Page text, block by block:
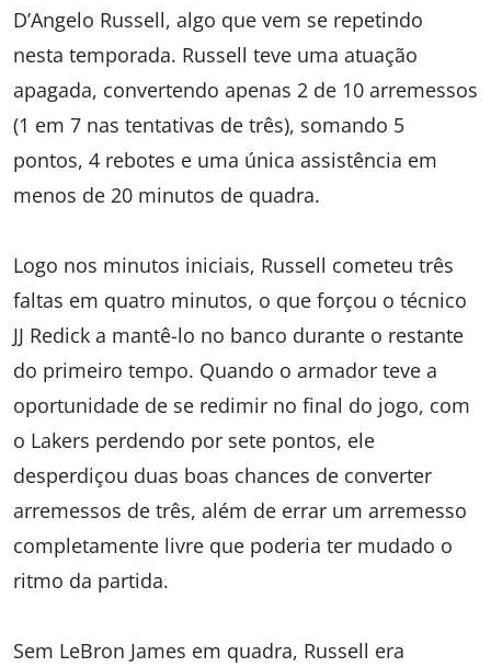
D’Angelo Russell, algo que vem se repetindo
nesta temporada. Russell teve uma atuação
apagada, convertendo apenas 2 de 10 arremessos
(1 em 7 nas tentativas de três), somando 5
pontos, 4 rebotes e uma única assistência em
menos de 20 minutos de quadra.
Logo nos minutos iniciais, Russell cometeu três
faltas em quatro minutos, o que forçou o técnico
JJ Redick a mantê-lo no banco durante o restante
do primeiro tempo. Quando o armador teve a
oportunidade de se redimir no final do jogo, com
o Lakers perdendo por sete pontos, ele
desperdiçou duas boas chances de converter
arremessos de três, além de errar um arremesso
completamente livre que poderia ter mudado o
ritmo da partida.
Sem LeBron James em quadra, Russell era